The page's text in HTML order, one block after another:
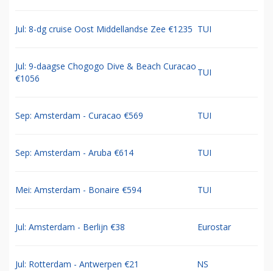
Jul: 8-dg cruise Oost Middellandse Zee €1235 TUI
Jul: 9-daagse Chogogo Dive & Beach Curacao
€1056
TUI
Sep: Amsterdam - Curacao €569 TUI
Sep: Amsterdam - Aruba €614 TUI
Mei: Amsterdam - Bonaire €594 TUI
Jul: Amsterdam - Berlijn €38 Eurostar
Jul: Rotterdam - Antwerpen €21 NS